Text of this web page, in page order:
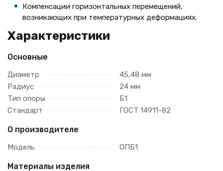
Компенсации горизонтальных перемещений,
возникающих при температурных деформациях.
Характеристики
Основные
Диаметр
45,48 мм
Радиус
24 мм
Тип опоры
Б1
Стандарт
ГОСТ 14911-82
О производителе
Модель ОПБ1
Материалы изделия